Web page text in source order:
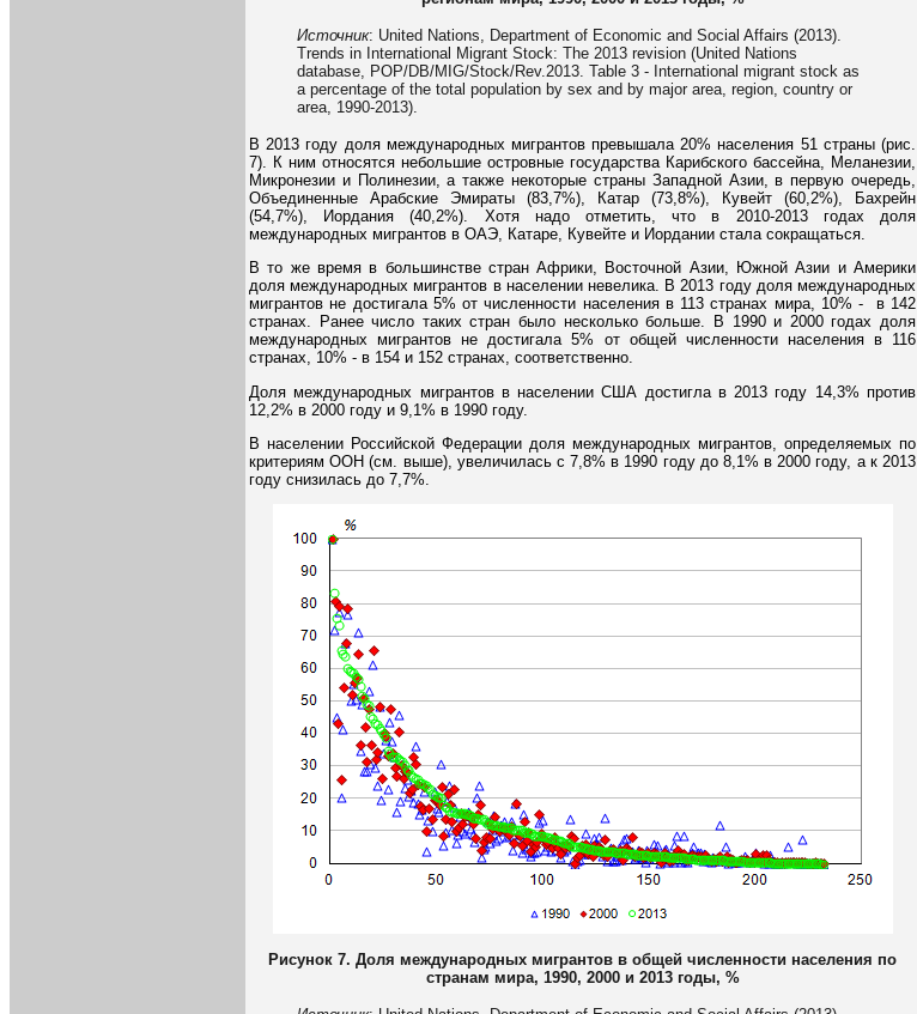
Источник: United Nations, Department of Economic and Social Affairs (2013).
Trends in International Migrant Stock: The 2013 revision (United Nations
database, POP/DB/MIG/Stock/Rev.2013. Table 3 - International migrant stock as
a percentage of the total population by sex and by major area, region, country or
area, 1990-2013).
В 2013 году доля международных мигрантов превышала 20% населения 51 страны (рис.
7). К ним относятся небольшие островные государства Карибского бассейна, Меланезии,
Микронезии и Полинезии, а также некоторые страны Западной Азии, в первую очередь,
Объединенные Арабские Эмираты (83,7%), Катар (73,8%), Кувейт (60,2%), Бахрейн
(54,7%), Иордания (40,2%). Хотя надо отметить, что в 2010-2013 годах доля
международных мигрантов в ОАЭ, Катаре, Кувейте и Иордании стала сокращаться.
В то же время в большинстве стран Африки, Восточной Азии, Южной Азии и Америки
доля международных мигрантов в населении невелика. В 2013 году доля международных
мигрантов не достигала 5% от численности населения в 113 странах мира, 10% - в 142
странах. Ранее число таких стран было несколько больше. В 1990 и 2000 годах доля
международных мигрантов не достигала 5% от общей численности населения в 116
странах, 10% - в 154 и 152 странах, соответственно.
Доля международных мигрантов в населении США достигла в 2013 году 14,3% против
12,2% в 2000 году и 9,1% в 1990 году.
В населении Российской Федерации доля международных мигрантов, определяемых по
критериям ООН (см. выше), увеличилась с 7,8% в 1990 году до 8,1% в 2000 году, а к 2013
году снизилась до 7,7%.
Рисунок 7. Доля международных мигрантов в общей численности населения по
странам мира, 1990, 2000 и 2013 годы, %